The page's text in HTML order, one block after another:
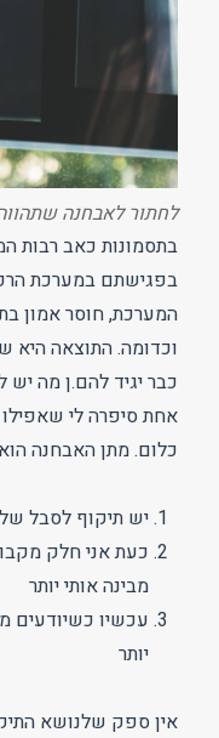
לחתור לאבחנה
בתסמונות כאב רבות
בפגישתם במערכת
המערכת, חוסר אמון
וכדומה. התוצאה היא
כבר יגיד להם.ן מה
אחת סיפרה לי
כלום. מתן האבחנה
יש תיקוף לסבל
כעת אני חלק
מבינה אותי יותר
עכשיו כשיודעים
יותר
אין ספק שלנושא